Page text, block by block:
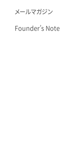
メールマガジン
Founder’s Note